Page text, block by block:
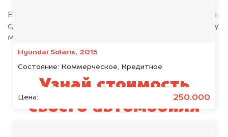
Hyundai Solaris, 2015
Состояние: Коммерческое, Кредитное
Цена: 250.000
Если у вас нет всех документов, то наши юристы
сделают всё возможное, чтобы оформить сделку
максимально быстро!
Узнай стоимость
своего автомобиля